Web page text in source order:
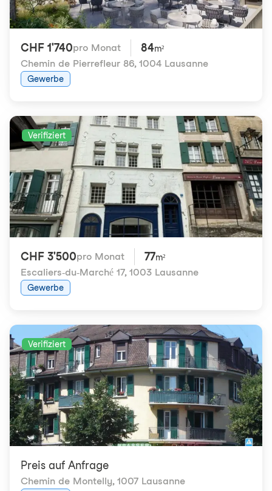
CHF 1'740pro Monat 84m²
Chemin de Pierrefleur 86, 1004 Lausanne
Gewerbe
Verifiziert
CHF 3'500pro Monat 77m²
Escaliers-du-Marché 17, 1003 Lausanne
Gewerbe
Verifiziert
Preis auf Anfrage
Chemin de Montelly, 1007 Lausanne